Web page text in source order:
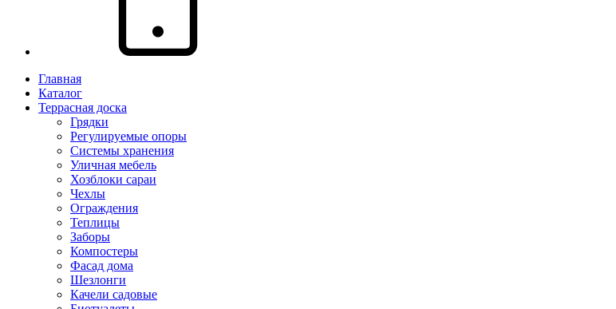
Главная
Каталог
Террасная доска
Грядки
Регулируемые опоры
Системы хранения
Уличная мебель
Хозблоки сараи
Чехлы
Ограждения
Теплицы
Заборы
Компостеры
Фасад дома
Шезлонги
Качели садовые